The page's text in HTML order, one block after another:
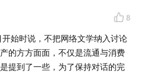
阅读主体之间能够产生互
阅读生活。诚然，它的不足
区别也难以忽视。但我们并
的选择，它们可以利用各自
8
始时说，不把网络文学纳入讨论
的方方面面，不仅是流通与消费
提到了一些，为了保持对话的完